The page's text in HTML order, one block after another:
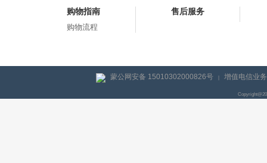
购物指南
购物流程
售后服务
蒙公网安备 15010302000826号 | 增值电信业